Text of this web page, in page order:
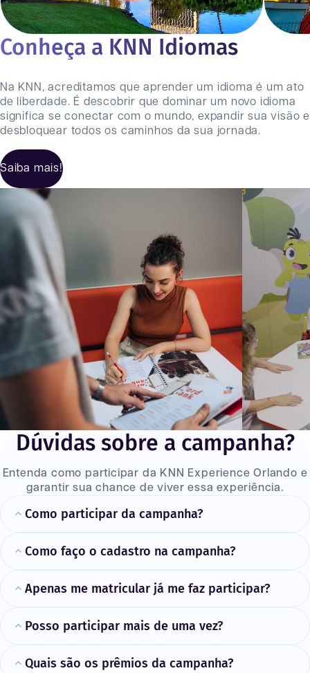
Conheça a KNN Idiomas
Na KNN, acreditamos que aprender um idioma é um ato
de liberdade. É descobrir que dominar um novo idioma
significa se conectar com o mundo, expandir sua visão e
desbloquear todos os caminhos da sua jornada.
Saiba mais!
Dúvidas sobre a campanha?
Entenda como participar da KNN Experience Orlando e
garantir sua chance de viver essa experiência.
Como participar da campanha?
Como faço o cadastro na campanha?
Apenas me matricular já me faz participar?
Posso participar mais de uma vez?
Quais são os prêmios da campanha?